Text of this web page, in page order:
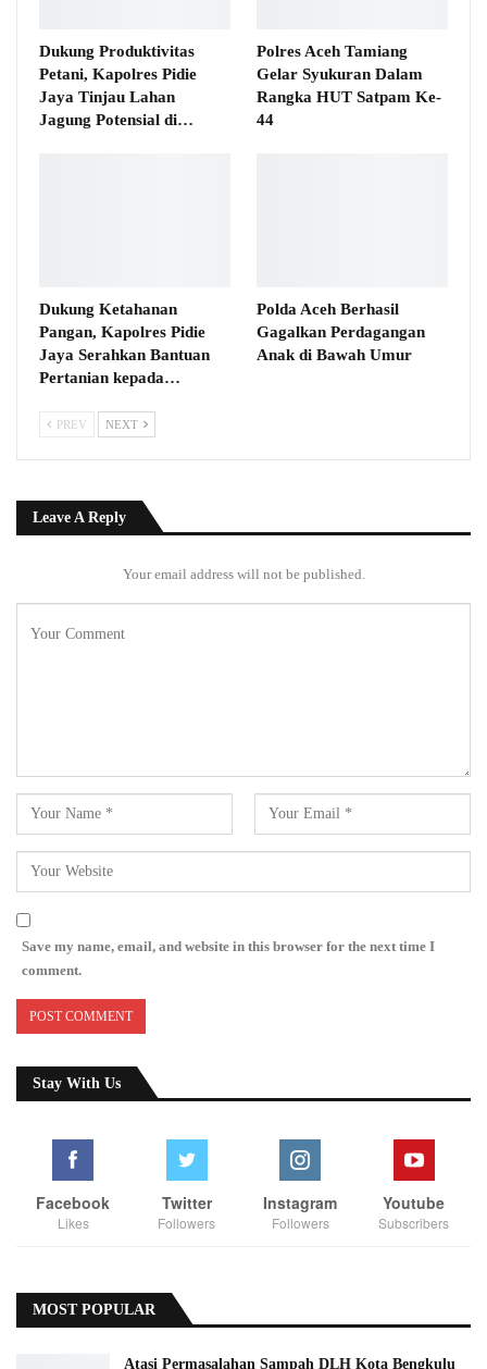
Dukung Produktivitas
Petani, Kapolres Pidie
Jaya Tinjau Lahan
Jagung Potensial di…
Polres Aceh Tamiang
Gelar Syukuran Dalam
Rangka HUT Satpam Ke-
44
Dukung Ketahanan
Pangan, Kapolres Pidie
Jaya Serahkan Bantuan
Pertanian kepada…
Polda Aceh Berhasil
Gagalkan Perdagangan
Anak di Bawah Umur
PREV NEXT
Leave A Reply
Your email address will not be published.
Save my name, email, and website in this browser for the next time I
comment.
Stay With Us
Facebook
Likes
Twitter
Followers
Instagram
Followers
Youtube
Subscribers
MOST POPULAR
Atasi Permasalahan Sampah DLH Kota Bengkulu